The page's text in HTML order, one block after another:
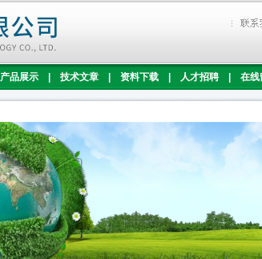
产品展示 技术文章 资料下载 人才招聘 在线